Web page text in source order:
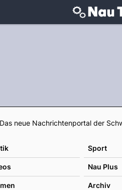
techtrends.
Das neue Nachrichtenportal der
Sport
Nau Plus
Archiv